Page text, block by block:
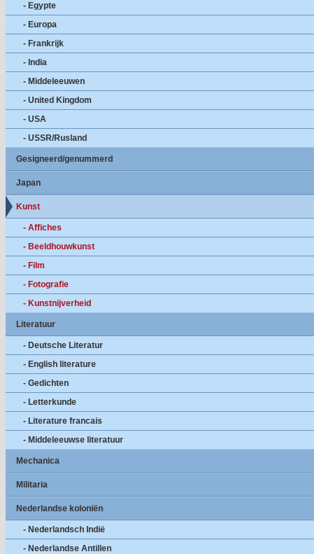
- Egypte
- Europa
- Frankrijk
- India
- Middeleeuwen
- United Kingdom
- USA
- USSR/Rusland
Gesigneerd/genummerd
Japan
Kunst
- Affiches
- Beeldhouwkunst
- Film
- Fotografie
- Kunstnijverheid
Literatuur
- Deutsche Literatur
- English literature
- Gedichten
- Letterkunde
- Literature francais
- Middeleeuwse literatuur
Mechanica
Militaria
Nederlandse koloniën
- Nederlandsch Indië
- Nederlandse Antillen